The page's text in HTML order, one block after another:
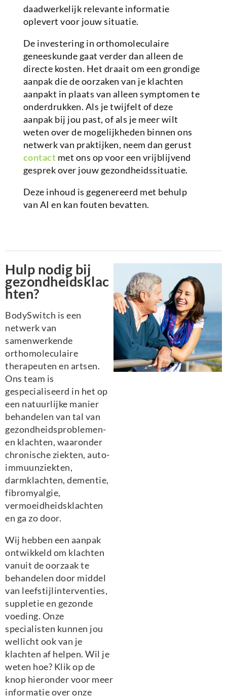
daadwerkelijk relevante informatie
oplevert voor jouw situatie.
De investering in orthomoleculaire
geneeskunde gaat verder dan alleen de
directe kosten. Het draait om een grondige
aanpak die de oorzaken van je klachten
aanpakt in plaats van alleen symptomen te
onderdrukken. Als je twijfelt of deze
aanpak bij jou past, of als je meer wilt
weten over de mogelijkheden binnen ons
netwerk van praktijken, neem dan gerust
contact met ons op voor een vrijblijvend
gesprek over jouw gezondheidssituatie.
Deze inhoud is gegenereerd met behulp
van AI en kan fouten bevatten.
Hulp nodig bij
gezondheidsklac
hten?
BodySwitch is een
netwerk van
samenwerkende
orthomoleculaire
therapeuten en artsen.
Ons team is
gespecialiseerd in het op
een natuurlijke manier
behandelen van tal van
gezondheidsproblemen-
en klachten, waaronder
chronische ziekten, auto-
immuunziekten,
darmklachten, dementie,
fibromyalgie,
vermoeidheidsklachten
en ga zo door.
Wij hebben een aanpak
ontwikkeld om klachten
vanuit de oorzaak te
behandelen door middel
van leefstijlinterventies,
suppletie en gezonde
voeding. Onze
specialisten kunnen jou
wellicht ook van je
klachten af helpen. Wil je
weten hoe? Klik op de
knop hieronder voor meer
informatie over onze